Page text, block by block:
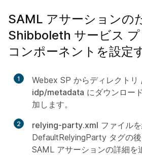
SAML アサーションの
Shibboleth サービス
コンポーネントを設定
1 Webex SP からディレクトリ
idp/metadata にダウンロー
加します。
2 relying-party.xml ファイルを
DefaultRelyingParty タグの
SAML アサーションの詳細を